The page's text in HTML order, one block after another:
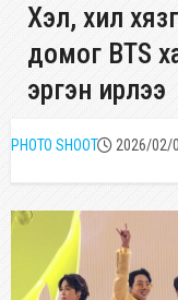
Хэл, хил
домог BTS
эргэн ирлээ
PHOTO SHOOT 2026/02/